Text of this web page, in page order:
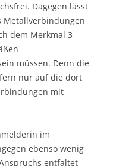
Dagegen lässt
Metallverbindungen
dem Merkmal 3
müssen. Denn die
nur auf die dort
mit
im
ebenso wenig
entfaltet